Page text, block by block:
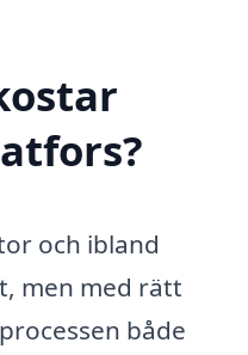
och ibland
men med rätt
både